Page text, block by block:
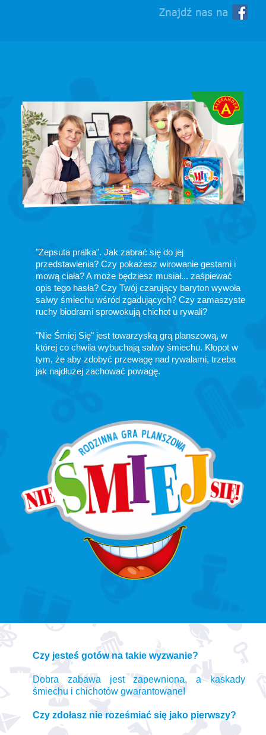
"Zepsuta pralka". Jak zabrać się do jej
przedstawienia? Czy pokażesz wirowanie gestami i
mową ciała? A może będziesz musiał... zaśpiewać
opis tego hasła? Czy Twój czarujący baryton wywoła
salwy śmiechu wśród zgadujących? Czy zamaszyste
ruchy biodrami sprowokują chichot u rywali?
"Nie Śmiej Się" jest towarzyską grą planszową, w
której co chwila wybuchają salwy śmiechu. Kłopot w
tym, że aby zdobyć przewagę nad rywalami, trzeba
jak najdłużej zachować powagę.
Czy jesteś gotów na takie wyzwanie?
Dobra zabawa jest zapewniona, a kaskady
śmiechu i chichotów gwarantowane!
Czy zdołasz nie roześmiać się jako pierwszy?